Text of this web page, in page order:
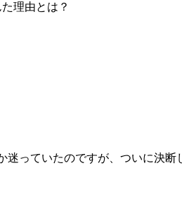
理由とは？
迷っていたのですが、ついに決